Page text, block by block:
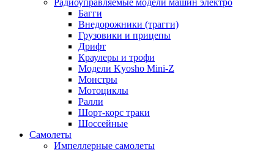
Радиоуправляемые модели машин электро
Багги
Внедорожники (трагги)
Грузовики и прицепы
Дрифт
Краулеры и трофи
Модели Kyosho Mini-Z
Монстры
Мотоциклы
Ралли
Шорт-корс траки
Шоссейные
Самолеты
Импеллерные самолеты